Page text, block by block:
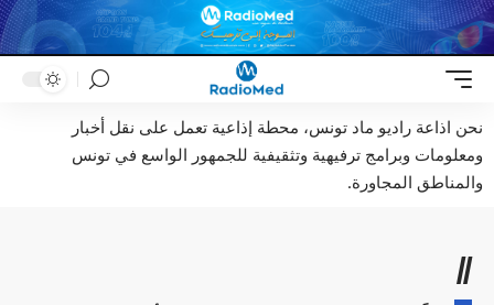
نحن اذاعة راديو ماد تونس، محطة إذاعية تعمل على نقل أخبار
ومعلومات وبرامج ترفيهية وتثقيفية للجمهور الواسع في تونس
والمناطق المجاورة.
//